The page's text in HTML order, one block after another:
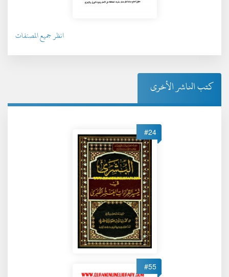
انظر جميع المصنفات
كتب الناشر الأخرى
#24
#55